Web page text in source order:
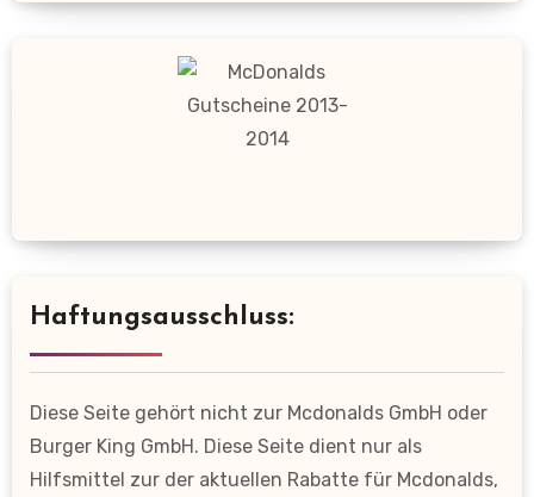
Haftungsausschluss:
Diese Seite gehört nicht zur Mcdonalds GmbH oder
Burger King GmbH. Diese Seite dient nur als
Hilfsmittel zur der aktuellen Rabatte für Mcdonalds,